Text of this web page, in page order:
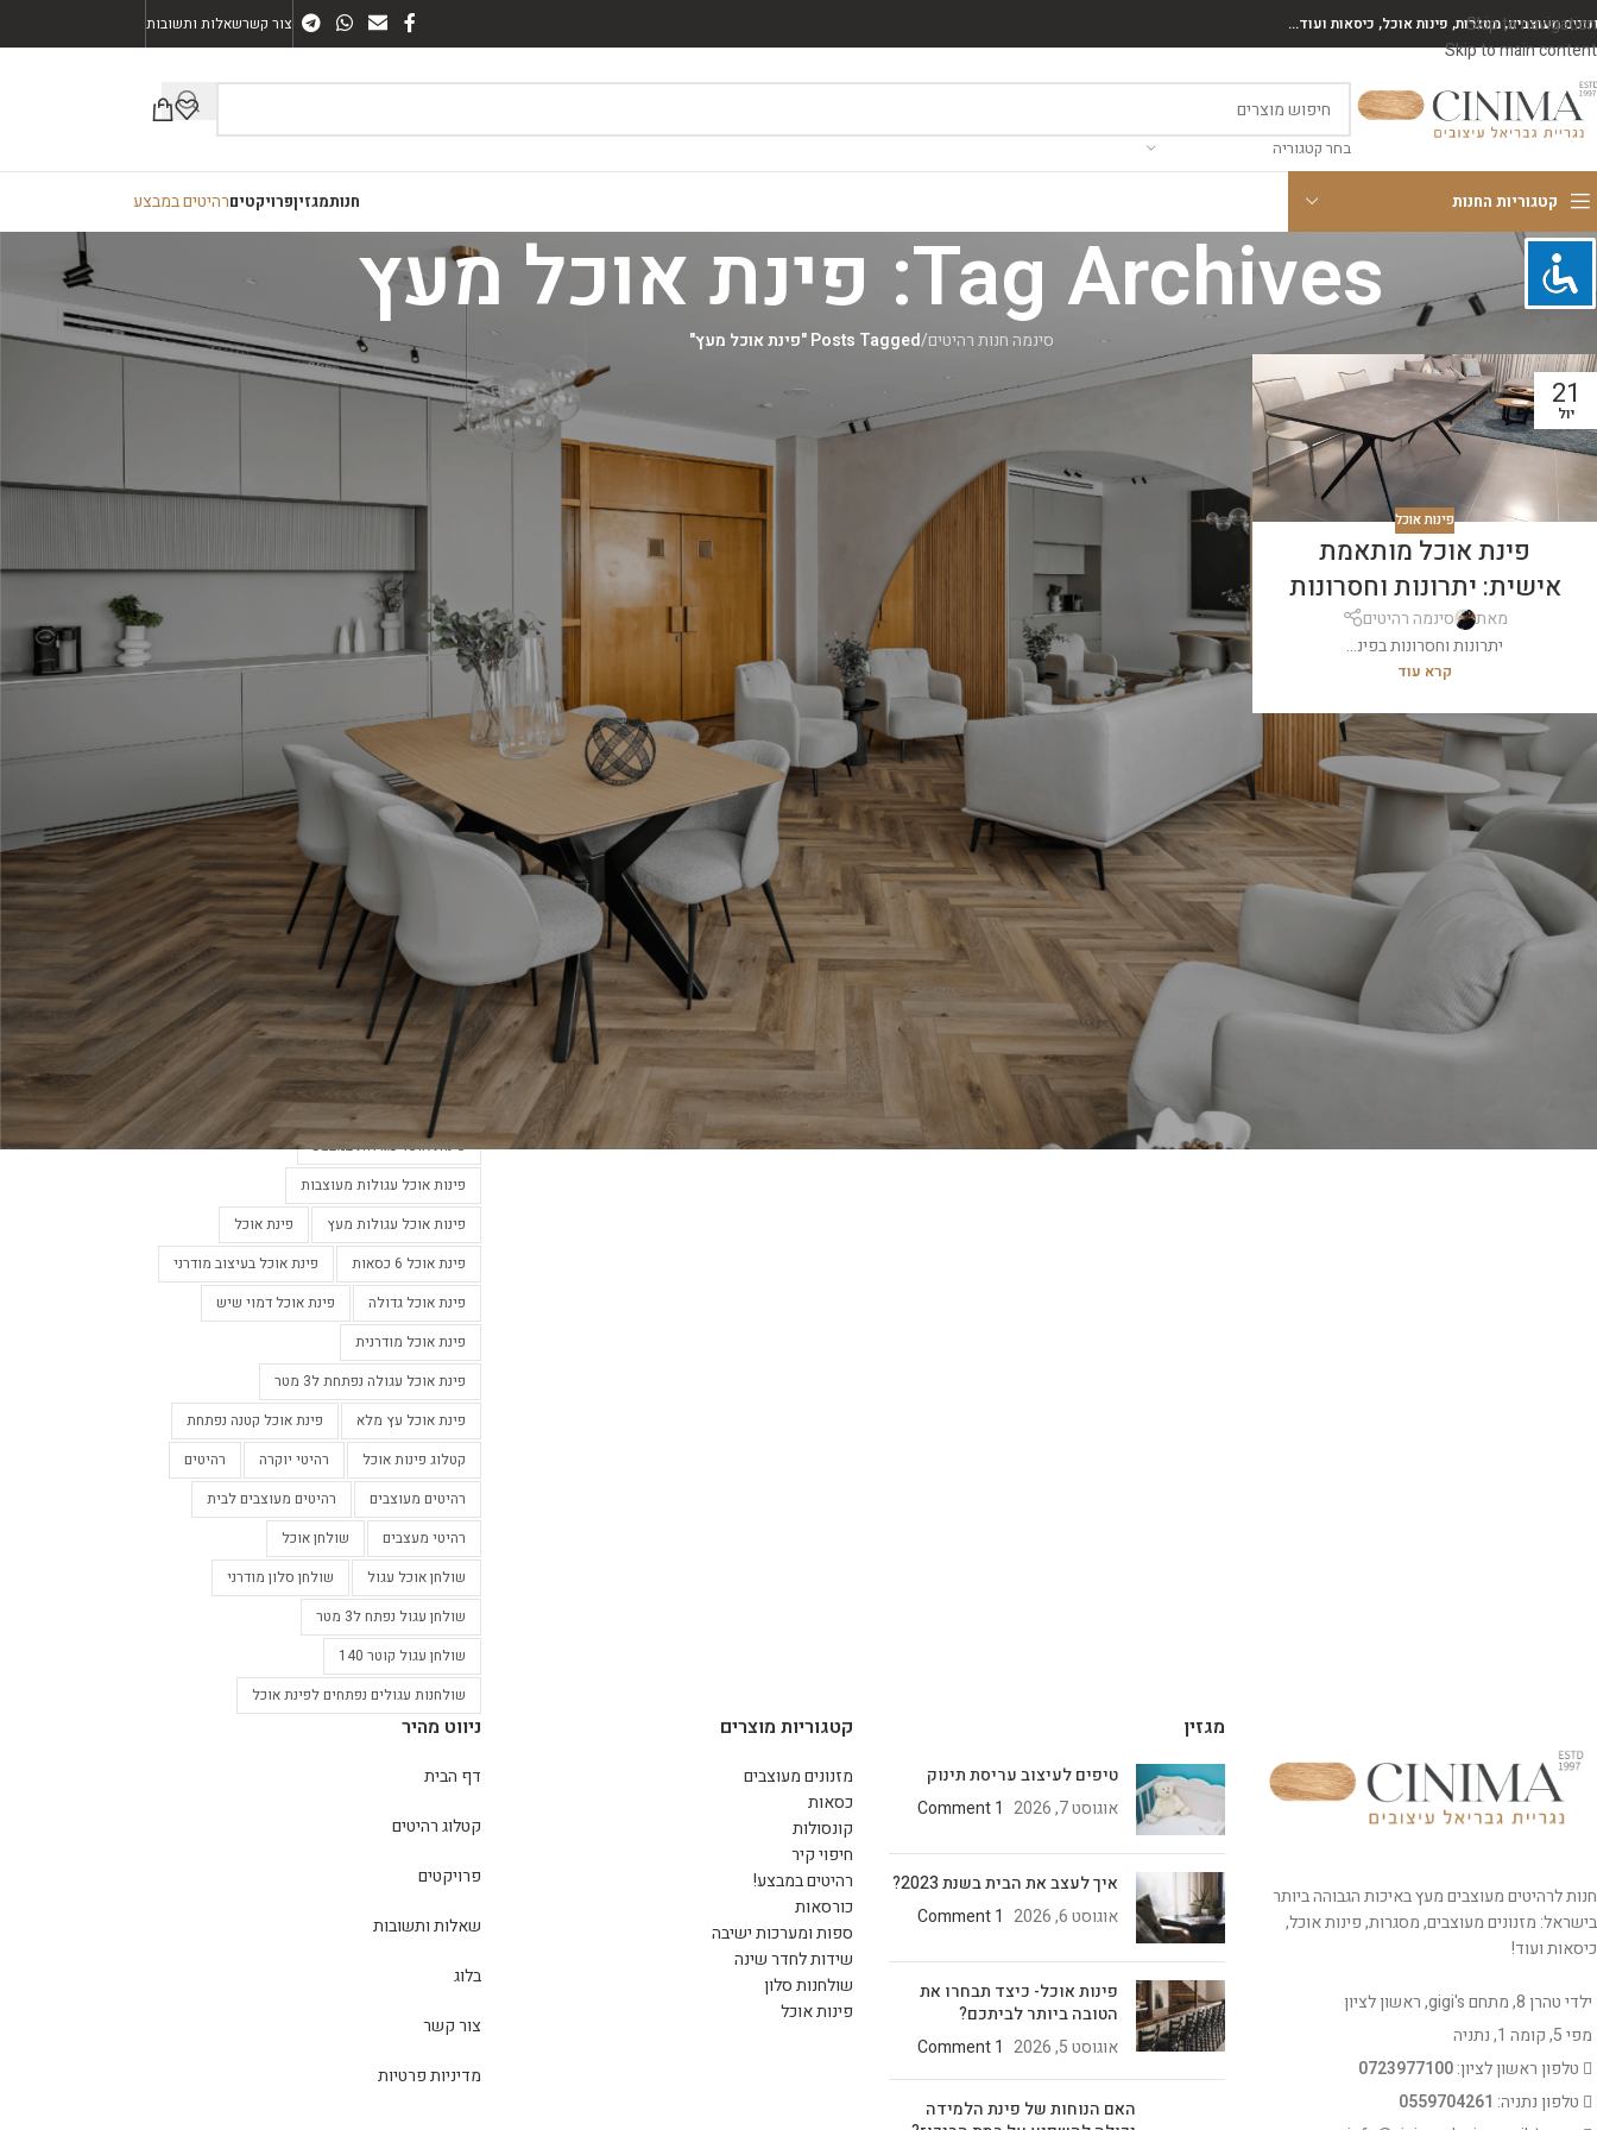
Skip to navigation
Skip to main content
מעוצבים, מסגרות, פינות אוכל, כיסאות ועוד... צור קשרשאלות ותשובות
בחר קטגוריה
קטגוריות החנות חנותמגזיןפרויקטיםרהיטים במבצע
Tag Archives: פינת אוכל מעץ
סינמה חנות רהיטים/Posts Tagged "פינת אוכל מעץ"
21
יול
פינות אוכל
פינת אוכל מותאמת
אישית: יתרונות וחסרונות
מאת
סינמה רהיטים
יתרונות וחסרונות בפינ...
קרא עוד
קטגוריות
ארונות אמבטיה
תגיות
ארון אמבטיה שחור בהזמנה אישית
במבצע
התאמה אישית
יצרני כסאות לפינת אוכל
מעוצבות
עיצוב אישי
עיצוב פינת אוכל עם מראות
פינות אוכל
פינות אוכל איטלקיות
פינות אוכל במבצע
פינות אוכל יוקרתיות
פינות אוכל יוקרתיות במבצע
פינות אוכל יוקרתיות מעץ
פינות אוכל יוקרתיות משיש
פינות אוכל מעוצבות
פינות אוכל מעוצבות בלבן
פינות אוכל מעוצבות נפתחות
פינות אוכל עגולות במבצע
פינות אוכל עגולות מעוצבות
פינות אוכל עגולות מעץ
פינת אוכל
פינת אוכל 6 כסאות
פינת אוכל בעיצוב מודרני
פינת אוכל גדולה
פינת אוכל דמוי שיש
פינת אוכל מודרנית
פינת אוכל עגולה נפתחת ל3 מטר
פינת אוכל עץ מלא
פינת אוכל קטנה נפתחת
קטלוג פינות אוכל
רהיטי יוקרה
רהיטים
רהיטים מעוצבים
רהיטים מעוצבים לבית
רהיטי מעצבים
שולחן אוכל
שולחן אוכל עגול
שולחן סלון מודרני
שולחן עגול נפתח ל3 מטר
שולחן עגול קוטר 140
שולחנות עגולים נפתחים לפינת אוכל
חנות לרהיטים מעוצבים מעץ באיכות הגבוהה ביותר
בישראל: מזנונים מעוצבים, מסגרות, פינות אוכל,
כיסאות ועוד!
ילדי טהרן 8, מתחם gigi's, ראשון לציון
מפי 5, קומה 1, נתניה
טלפון ראשון לציון:0723977100
טלפון נתניה: 0559704261
מגזין
טיפים לעיצוב עריסת תינוק
אוגוסט 7, 2026
1 Comment
איך לעצב את הבית בשנת 2023?
אוגוסט 6, 2026
1 Comment
פינות אוכל- כיצד תבחרו את
הטובה ביותר לביתכם?
אוגוסט 5, 2026
1 Comment
האם הנוחות של פינת הלמידה
קטגוריות מוצרים
מזנונים מעוצבים
כסאות
קונסולות
חיפוי קיר
רהיטים במבצע!
כורסאות
ספות ומערכות ישיבה
שידות לחדר שינה
שולחנות סלון
פינות אוכל
ניווט מהיר
דף הבית
קטלוג רהיטים
פרויקטים
שאלות ותשובות
בלוג
צור קשר
מדיניות פרטיות